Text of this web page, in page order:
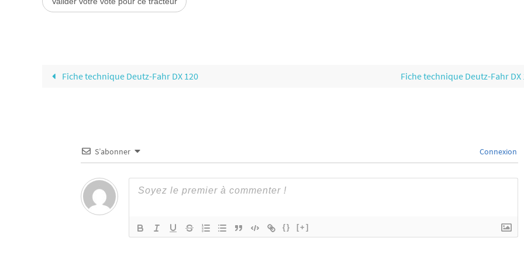
Fiche technique Deutz-Fahr DX 120 Fiche technique Deutz-Fahr DX
S’abonner Connexion
{} [+]